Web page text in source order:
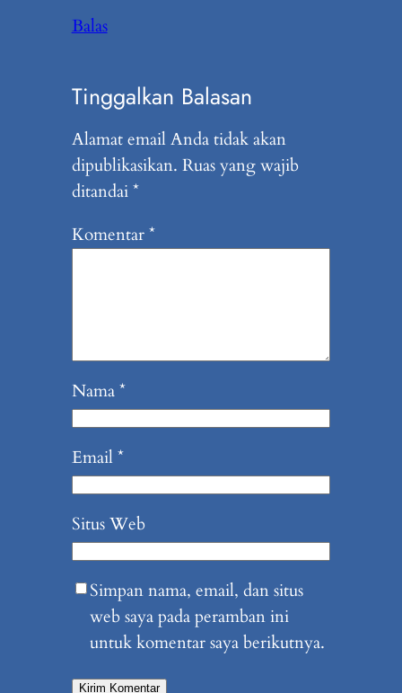
Balas
Tinggalkan Balasan
Alamat email Anda tidak akan
dipublikasikan. Ruas yang wajib
ditandai*
Komentar*
Nama*
Email*
Situs Web
Simpan nama, email, dan situs
web saya pada peramban ini
untuk komentar saya berikutnya.